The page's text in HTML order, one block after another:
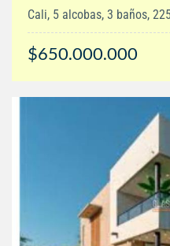
Cali, 5 alcobas, 3 baños,
$650.000.000